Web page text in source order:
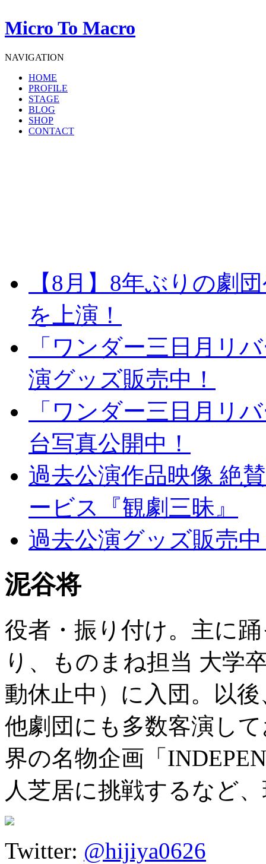
Micro To Macro
NAVIGATION
HOME
PROFILE
STAGE
BLOG
SHOP
CONTACT
【8月】8年ぶりの劇
を上演！
「ワンダー三日月リ
演グッズ販売中！
「ワンダー三日月リ
台写真公開中！
過去公演作品映像 絶
ービス『観劇三昧』
過去公演グッズ販売
泥谷将
役者・振り付け。主に
り、ものまね担当 大学
動休止中）に入団。以
他劇団にも多数客演し
界の名物企画「
人芝居に挑戦するなど
Twitter: @hijiya0626